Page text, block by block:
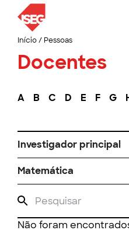
Início/ Pessoas
Docentes
A B C D E F G
Investigador principal
Matemática
Não foram